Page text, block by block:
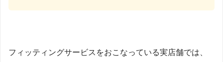
フィッティングサービスをおこなっている実店舗では、